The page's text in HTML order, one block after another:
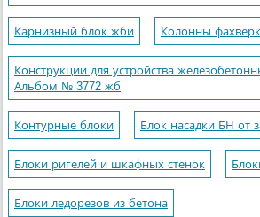
Карнизный блок жби Колонны
Конструкции для устройства
Альбом № 3772 жб
Контурные блоки Блок насадки БН от
Блоки ригелей и шкафных стенок
Блоки ледорезов из бетона